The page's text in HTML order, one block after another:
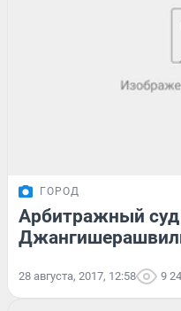
ГОРОД
Арбитражный суд
28 августа, 2017, 12:58 9